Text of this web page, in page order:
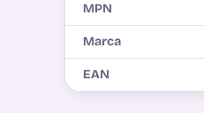
MPN
Marca
EAN